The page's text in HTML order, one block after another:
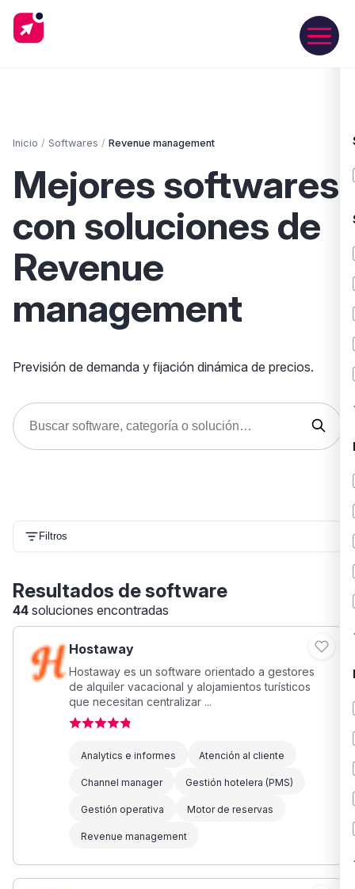
Inicio / Softwares / Revenue management
Mejores softwares
con soluciones de
Revenue
management
Previsión de demanda y fijación dinámica de precios.
Filtros
Resultados de software
44 soluciones encontradas
Hostaway
Hostaway es un software orientado a gestores
de alquiler vacacional y alojamientos turísticos
que necesitan centralizar ...
Analytics e informes Atención al cliente
Channel manager Gestión hotelera (PMS)
Gestión operativa Motor de reservas
Revenue management